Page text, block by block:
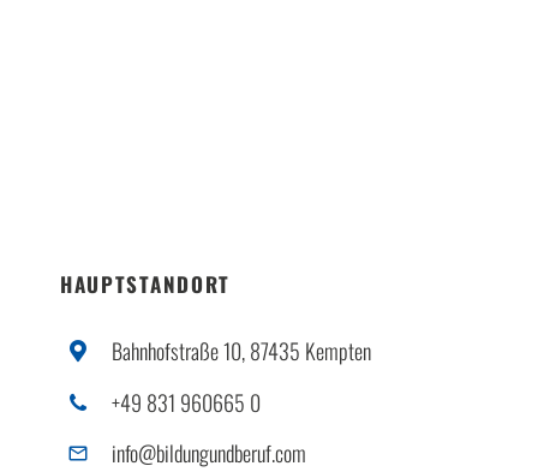
HAUPTSTANDORT
Bahnhofstraße 10, 87435 Kempten
+49 831 960665 0
info@bildungundberuf.com